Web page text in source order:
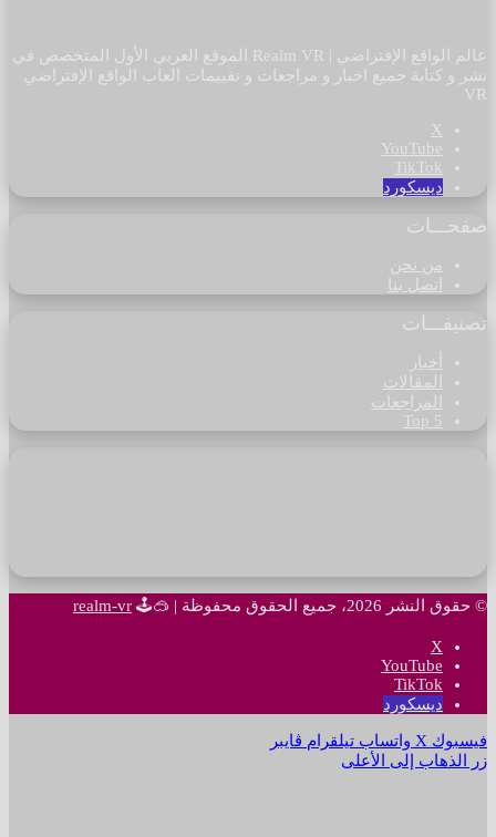
عالم الواقع الإفتراضي | Realm VR الموقع العربي الأول المتخصص في
نشر و كتابة جميع اخبار و مراجعات و تقييمات العاب الواقع الإفتراضي
VR
‫X
‫YouTube
‫TikTok
ديسكورد
صفحـــات
من نحن
اتصل بنا
تصنيفـــات
أخبار
المقالات
المراجعات
Top 5
© حقوق النشر 2026، جميع الحقوق محفوظة | 🥽🕹
realm-vr
‫X
‫YouTube
‫TikTok
ديسكورد
فيسبوك ‫X واتساب تيلقرام ڤايبر
زر الذهاب إلى الأعلى